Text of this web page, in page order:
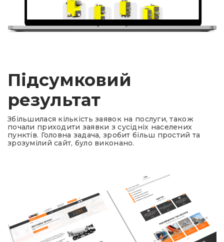
Підсумковий
результат
Збільшилася кількість заявок на послуги, також
почали приходити заявки з сусідніх населених
пунктів. Головна задача, зробит більш простий та
зрозумілий сайт, було виконано.